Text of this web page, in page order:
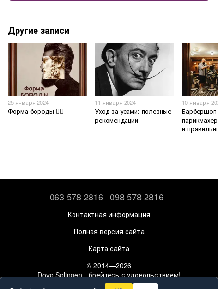
Другие записи
25 января 2024
Форма бороды 🧔‍♂️
11 января 2024
Уход за усами: полезные
рекомендации
10 января
Барбершоп
и
063 578 2816 098 578 2816
Контактная информация
Полная версия сайта
Карта сайта
© 2014—2026
Dovo Solingen - брейтесь с удовольствием!